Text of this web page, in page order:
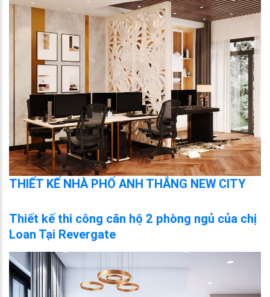
THIẾT KẾ NHÀ PHỐ ANH THẮNG NEW CITY
Thiết kế thi công căn hộ 2 phòng ngủ của chị
Loan Tại Revergate